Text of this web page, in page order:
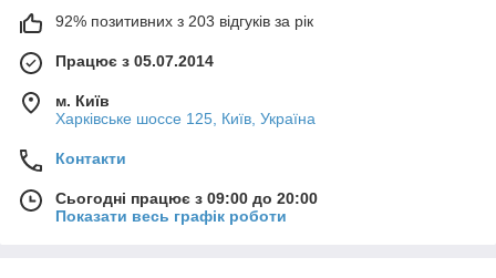
92% позитивних з 203 відгуків за рік
Працює з 05.07.2014
м. Київ
Харківське шоссе 125, Київ, Україна
Контакти
Сьогодні працює з 09:00 до 20:00
Показати весь графік роботи